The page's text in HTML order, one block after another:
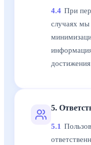
4.4 При
случаях мы
5.
5.1